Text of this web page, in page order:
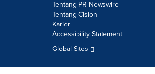
Tentang PR Newswire
Tentang Cision
Karier
Accessibility Statement
Global Sites